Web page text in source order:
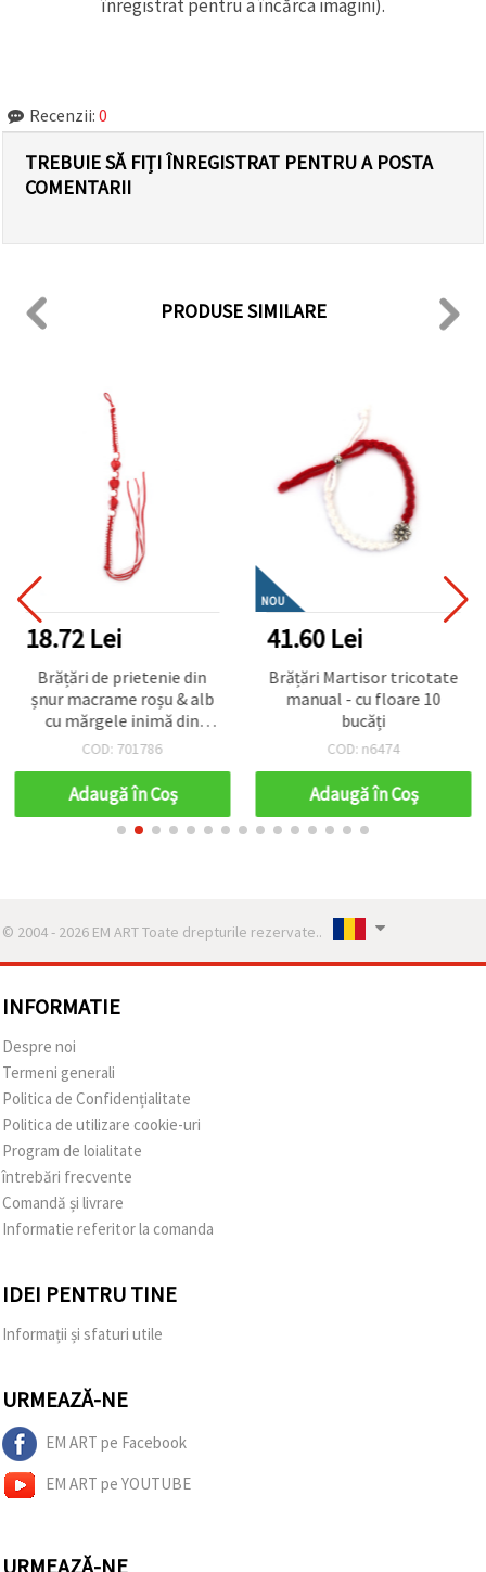
înregistrat pentru a încărca imagini).
Recenzii: 0
TREBUIE SĂ FIȚI ÎNREGISTRAT PENTRU A POSTA
COMENTARII
PRODUSE SIMILARE
18.72 Lei
Brățări de prietenie din
șnur macrame roșu & alb
cu mărgele inimă din
plastic — Set de 10,
mărime universală,
unisex; pentru Ziua
Îndrăgostiților, cadouri
COD: 701786
Adaugă în Coş
NOU
41.60 Lei
Brățări Martisor tricotate
manual - cu floare 10
bucăți
COD: n6474
Adaugă în Coş
© 2004 - 2026 EM ART Toate drepturile rezervate..
INFORMATIE
Despre noi
Termeni generali
Politica de Confidențialitate
Politica de utilizare cookie-uri
Program de loialitate
întrebări frecvente
Comandă și livrare
Informatie referitor la comanda
IDEI PENTRU TINE
Informații și sfaturi utile
URMEAZĂ-NE
EM ART pe Facebook
EM ART pe YOUTUBE
URMEAZĂ-NE